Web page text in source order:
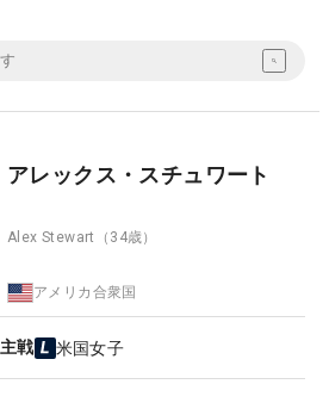
アレックス・スチュワート
Alex Stewart （34歳）
アメリカ合衆国
主戦 米国女子